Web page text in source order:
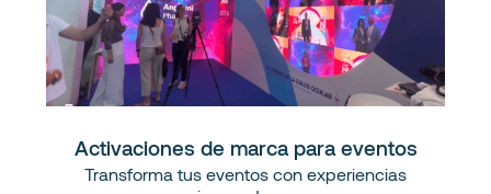
Activaciones de marca para eventos
Transforma tus eventos con experiencias